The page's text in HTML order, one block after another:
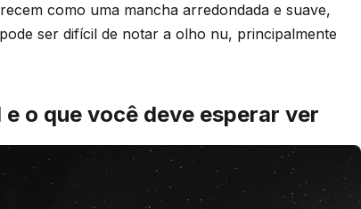
como uma mancha arredondada e suave,
ser difícil de notar a olho nu, principalmente
o que você deve esperar ver